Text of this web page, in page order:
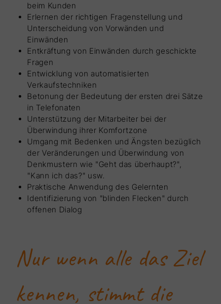
beim Kunden
Erlernen der richtigen Fragenstellung und
Unterscheidung von Vorwänden und
Einwänden
Entkräftung von Einwänden durch geschickte
Fragen
Entwicklung von automatisierten
Verkaufstechniken
Betonung der Bedeutung der ersten drei Sätze
in Telefonaten
Unterstützung der Mitarbeiter bei der
Überwindung ihrer Komfortzone
Umgang mit Bedenken und Ängsten bezüglich
der Veränderungen und Überwindung von
Denkmustern wie "Geht das überhaupt?",
"Kann ich das?" usw.
Praktische Anwendung des Gelernten
Identifizierung von "blinden Flecken" durch
offenen Dialog
Nur wenn alle das Ziel
kennen, stimmt die